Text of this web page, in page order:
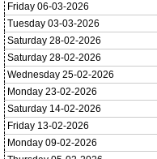
Friday 06-03-2026
Tuesday 03-03-2026
Saturday 28-02-2026
Saturday 28-02-2026
Wednesday 25-02-2026
Monday 23-02-2026
Saturday 14-02-2026
Friday 13-02-2026
Monday 09-02-2026